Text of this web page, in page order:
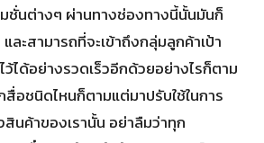
ชั่นต่างๆ ผ่านทางช่องทางนี้นั้นมันก็
ะสามารถที่จะเข้าถึงกลุ่มลูกค้าเป้า
ว้ได้อย่างรวดเร็วอีกด้วยอย่างไรก็ตาม
สื่อชนิดไหนก็ตามแต่มาปรับใช้ในการ
นค้าของเรานั้น อย่าลืมว่าทุก